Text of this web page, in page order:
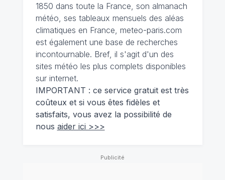
1850 dans toute la France, son almanach
météo, ses tableaux mensuels des aléas
climatiques en France, meteo-paris.com
est également une base de recherches
incontournable. Bref, il s'agit d'un des
sites météo les plus complets disponibles
sur internet.
IMPORTANT : ce service gratuit est très
coûteux et si vous êtes fidèles et
satisfaits, vous avez la possibilité de
nous aider ici >>>